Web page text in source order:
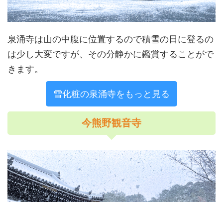
泉涌寺は山の中腹に位置するので積雪の日に登るの
は少し大変ですが、その分静かに鑑賞することがで
きます。
雪化粧の泉涌寺をもっと見る
今熊野観音寺